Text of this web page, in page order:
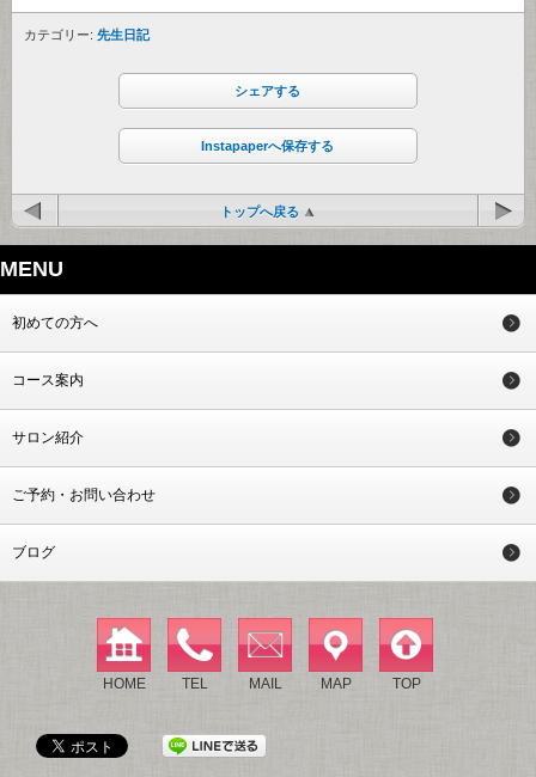
カテゴリー: 先生日記
シェアする
Instapaperへ保存する
トップへ戻る
MENU
初めての方へ
コース案内
サロン紹介
ご予約・お問い合わせ
ブログ
HOME TEL MAIL MAP TOP